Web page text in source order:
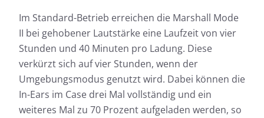
Im Standard-Betrieb erreichen die Marshall Mode
II bei gehobener Lautstärke eine Laufzeit von vier
Stunden und 40 Minuten pro Ladung. Diese
verkürzt sich auf vier Stunden, wenn der
Umgebungsmodus genutzt wird. Dabei können die
In-Ears im Case drei Mal vollständig und ein
weiteres Mal zu 70 Prozent aufgeladen werden, so